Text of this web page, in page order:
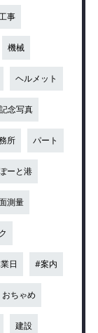
事
機械
ヘルメット
記念写真
所 パート
ーと港
測量
日 #案内
おちゃめ
建設